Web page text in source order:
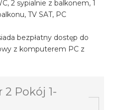
2 sypialnie z balkonem, 1
TV SAT, PC
bezpłatny dostęp do
z komputerem PC z
2 Pokój 1-